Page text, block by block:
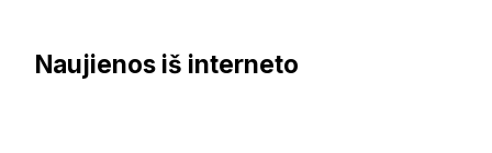
Naujienos iš interneto